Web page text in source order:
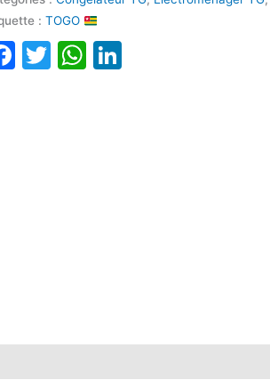
:TOGO
Facebook
TwitterWhatsApp